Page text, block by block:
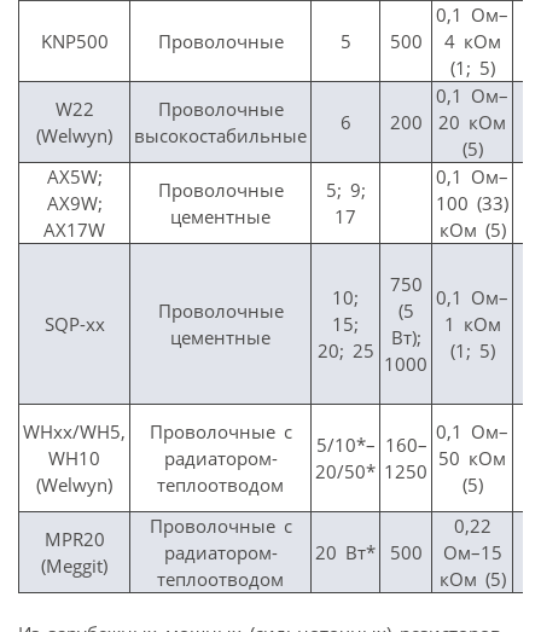
KNP500 Проволочные 5 500
0,1 Ом–
4 кОм
(1; 5)
W22
(Welwyn)
Проволочные
высокостабильные
6 200
0,1 Ом–
20 кОм
(5)
AX5W;
AX9W;
AX17W
Проволочные
цементные
5; 9;
17
0,1 Ом–
100 (33)
кОм (5)
SQP-xx
Проволочные
цементные
10;
15;
20; 25
750
(5
Вт);
1000
0,1 Ом–
1 кОм
(1; 5)
WHхх/WH5,
WH10
(Welwyn)
Проволочные с
радиатором-
теплоотводом
5/10*–
20/50*
160–
1250
0,1 Ом–
50 кОм
(5)
MPR20
(Meggit)
Проволочные с
радиатором-
теплоотводом
20 Вт* 500
0,22
Ом–15
кОм (5)